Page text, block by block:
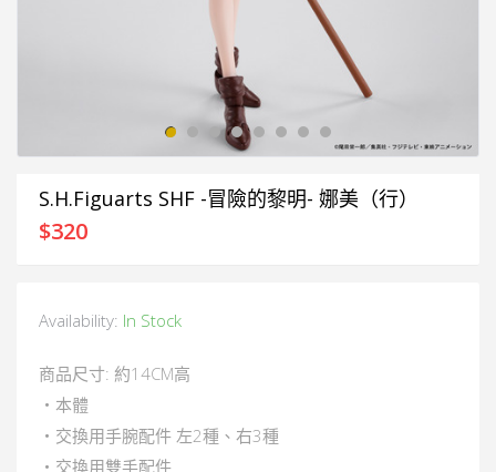
S.H.Figuarts SHF -冒險的黎明- 娜美（行）
$320
Availability: In Stock
商品尺寸: 約14CM高
・本體
・交換用手腕配件 左2種、右3種
・交換用雙手配件